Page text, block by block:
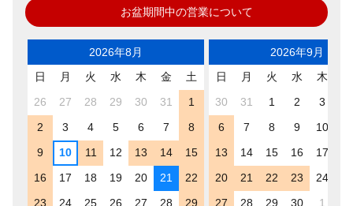
お盆期間中の営業について
2026年8月
日
月 火 水 木 金
土
26
27 28 29 30 31
1
2
3 4 5 6 7
8
9
10 11 12 13 14
15
16
17 18 19 20 21
22
23
24 25 26 27 28
29
2026年9月
日
月 火 水 木
30
31 1 2 3
6
7 8 9 10
13
14 15 16 17
20
21 22 23 24
27
28 29 30 1